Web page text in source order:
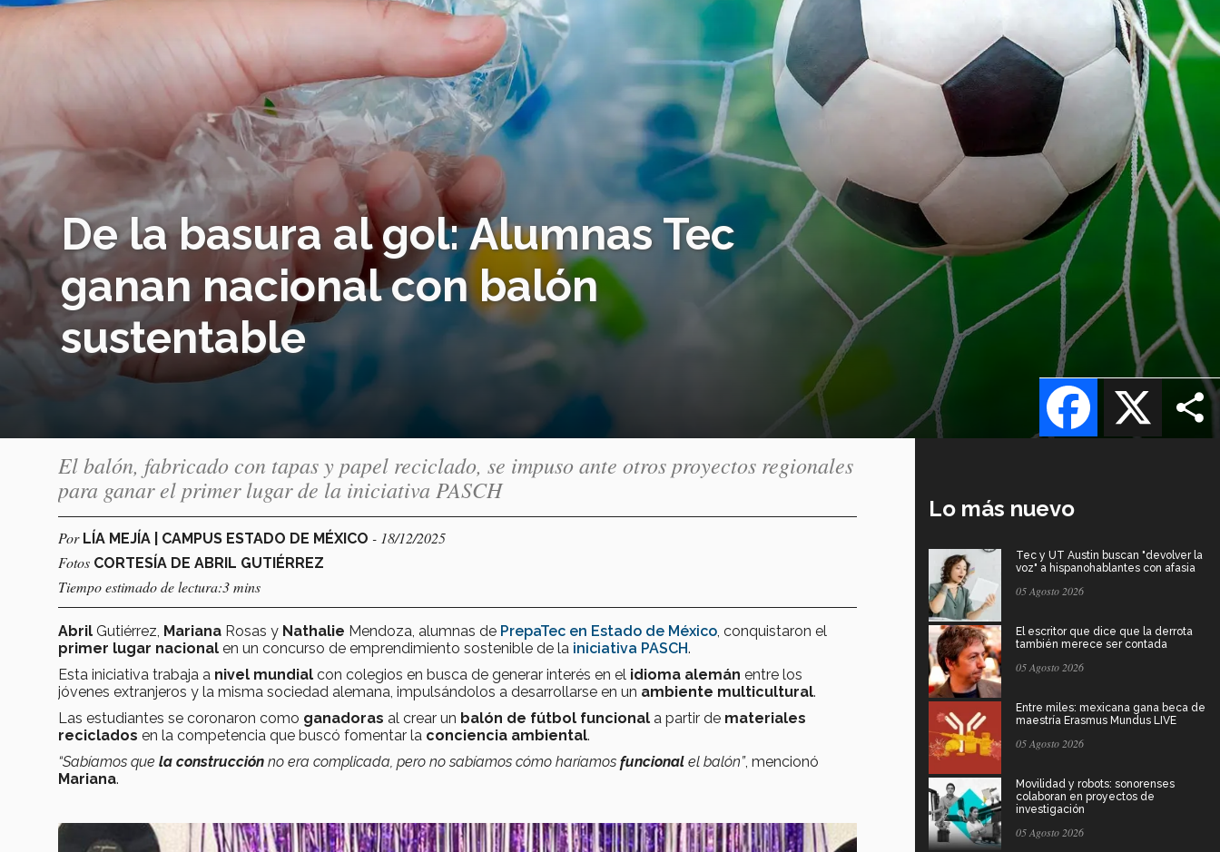
De la basura al gol: Alumnas Tec
ganan nacional con balón
sustentable
X
Facebook
El balón, fabricado con tapas y papel reciclado, se impuso ante otros proyectos regionales
para ganar el primer lugar de la iniciativa PASCH
Por LÍA MEJÍA | CAMPUS ESTADO DE MÉXICO - 18/12/2025
Fotos CORTESÍA DE ABRIL GUTIÉRREZ
Tiempo estimado de lectura:3 mins
Abril Gutiérrez, Mariana Rosas y Nathalie Mendoza, alumnas de PrepaTec en Estado de México , conquistaron el
primer lugar nacional en un concurso de emprendimiento sostenible de la iniciativa PASCH.
Esta iniciativa trabaja a nivel mundial con colegios en busca de generar interés en el idioma alemán entre los
jóvenes extranjeros y la misma sociedad alemana, impulsándolos a desarrollarse en un ambiente multicultural.
Las estudiantes se coronaron como ganadoras al crear un balón de fútbol funcional a partir de materiales
reciclados en la competencia que buscó fomentar la conciencia ambiental.
“Sabíamos que la construcción no era complicada, pero no sabíamos cómo haríamos funcional el balón”, mencionó
Mariana.
Lo más nuevo
Tec y UT Austin buscan "devolver la
voz" a hispanohablantes con afasia
05 Agosto 2026
El escritor que dice que la derrota
también merece ser contada
05 Agosto 2026
Entre miles: mexicana gana beca de
maestría Erasmus Mundus LIVE
05 Agosto 2026
Movilidad y robots: sonorenses
colaboran en proyectos de
investigación
05 Agosto 2026